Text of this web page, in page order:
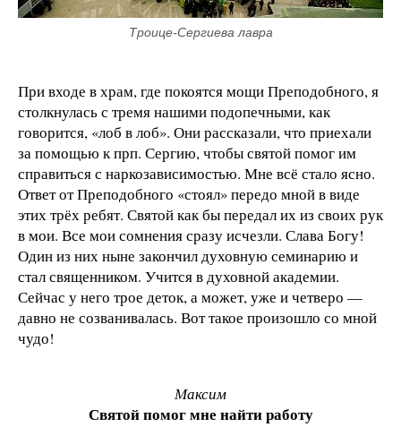
Троице-Сергиева лавра
При входе в храм, где покоятся мощи Преподобного, я
столкнулась с тремя нашими подопечными, как
говорится, «лоб в лоб». Они рассказали, что приехали
за помощью к прп. Сергию, чтобы святой помог им
справиться с наркозависимостью. Мне всё стало ясно.
Ответ от Преподобного «стоял» передо мной в виде
этих трёх ребят. Святой как бы передал их из своих рук
в мои. Все мои сомнения сразу исчезли. Слава Богу!
Один из них ныне закончил духовную семинарию и
стал священником. Учится в духовной академии.
Сейчас у него трое деток, а может, уже и четверо —
давно не созванивалась. Вот такое произошло со мной
чудо!
Максим
Святой помог мне найти работу